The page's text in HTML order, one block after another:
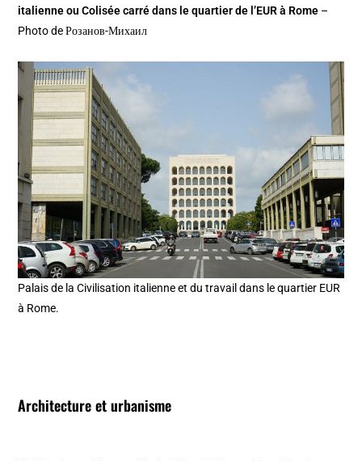
italienne ou Colisée carré dans le quartier de l’EUR à Rome –
Photo de Розанов-Михаил
Palais de la Civilisation italienne et du travail dans le quartier EUR
à Rome.
Architecture et urbanisme